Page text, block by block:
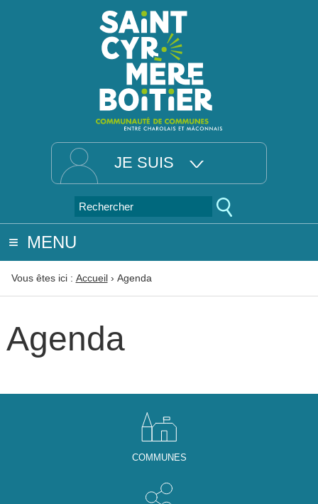
JE SUIS
MENU
Vous êtes ici : Accueil› Agenda
Agenda
COMMUNES